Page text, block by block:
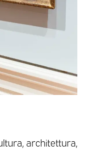
architettura,